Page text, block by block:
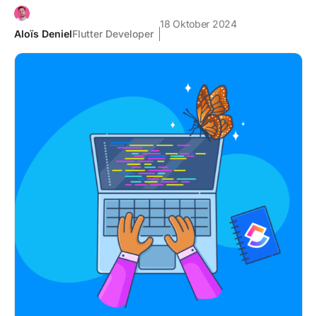
Aloïs DenielFlutter Developer
18 Oktober 2024